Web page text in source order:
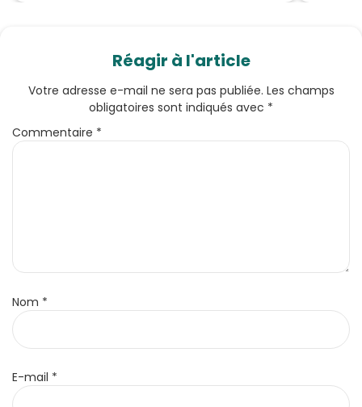
Réagir à l'article
Votre adresse e-mail ne sera pas publiée. Les champs
obligatoires sont indiqués avec *
Commentaire *
Nom *
E-mail *